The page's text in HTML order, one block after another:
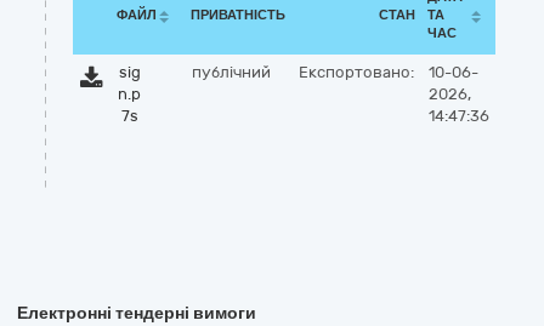
ФАЙЛ ПРИВАТНІСТЬ СТАН
ТА
ЧАС
sig
n.p
7s
публічний Експортовано:
10-06-
2026,
14:47:36
Електронні тендерні вимоги